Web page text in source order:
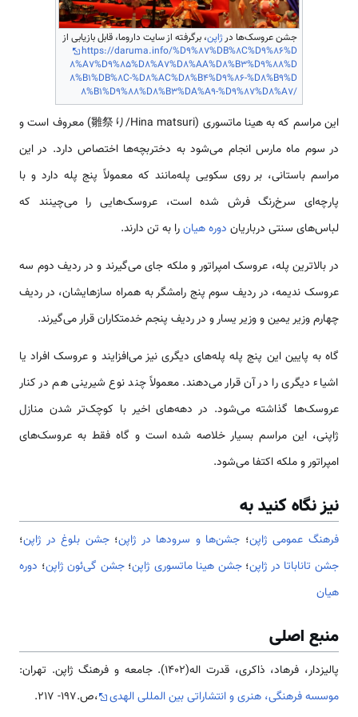
جشن عروسک‌ها درژاپن، برگرفته از سایت داروما، قابل بازیابی از
https://daruma.info/%D9%87%DB%8C%D9%86%D
8%A7%D9%85%D8%A7%D8%AA%D8%B3%D9%88%D
8%B1%DB%8C-%D8%AC%D8%B4%D9%86-%D8%B9%D
8%B1%D9%88%D8%B3%DA%A9-%D9%87%D8%A7/
این مراسم که به هینا ماتسوری (雛祭り/Hina matsuri) معروف است و
در سوم ماه مارس انجام می‌شود به دختربچه‌ها اختصاص دارد. در این
مراسم باستانی، بر روی سکویی پله‌مانند که معمولاً پنج پله دارد و با
پارچه‌ای سرخ‌رنگ فرش شده است، عروسک‌هایی را می‌چینند که
لباس‌های سنتی درباریان دوره هیانرا به تن دارند.
در بالاترین پله، عروسک امپراتور و ملکه جای می‌گیرند و در ردیف دوم سه
عروسک ندیمه، در ردیف سوم پنج رامشگر به همراه سازهایشان، در ردیف
چهارم وزیر یمین و وزیر یسار و در ردیف پنجم خدمتکاران قرار می‌گیرند.
گاه به پایین این پنج پله پله‌های دیگری نیز می‌افزایند و عروسک افراد یا
اشیاء دیگری را در آن قرار می‌دهند. معمولاً چند نوع شیرینی هم در کنار
عروسک‌ها گذاشته می‌شود. در دهه‌های اخیر با کوچک‌تر شدن منازل
ژاپنی، این مراسم بسیار خلاصه شده است و گاه فقط به عروسک‌های
امپراتور و ملکه اکتفا می‌شود.
نیز نگاه کنید به
فرهنگ عمومی ژاپن؛ جشن‌ها و سرودها در ژاپن؛جشن بلوغ در ژاپن؛
جشن تاناباتا در ژاپن؛جشن هینا ماتسوری ژاپن؛جشن گی‌ئون ژاپن؛ دوره
هیان
منبع اصلی
پالیزدار، فرهاد، ذاکری، قدرت اله(1402). جامعه و فرهنگ ژاپن. تهران:
موسسه فرهنگی، هنری و انتشاراتی بین المللی الهدی
،ص.197- 217.